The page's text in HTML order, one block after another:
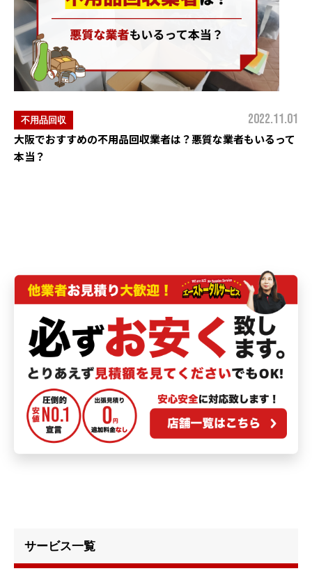
不用品回収 2022.11.01
大阪でおすすめの不用品回収業者は？悪質な業者もいるって
本当？
サービス一覧